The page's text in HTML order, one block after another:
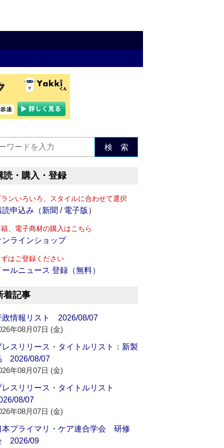
検 索
読・購入・登録
ンいろいろ、スタイルに合わせて選択
読申込み（新聞 / 電子版）
、電子商材の購入はこちら
ンラインショップ
はご登録ください
ールニュース 登録（無料）
着記事
政情報リスト 2026/08/07
年08月07日 (金)
レスリリース・タイトルリスト：新製
2026/08/07
年08月07日 (金)
レスリリース・タイトルリスト
08/07
年08月07日 (金)
本プライマリ・ケア連合学会 研修
2026/09